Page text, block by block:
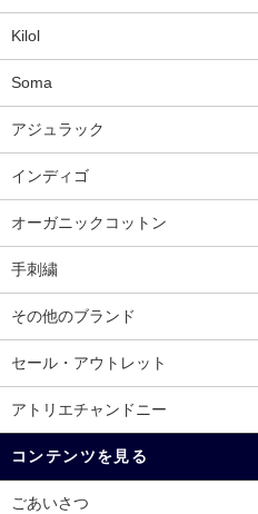
Kilol
Soma
アジュラック
インディゴ
オーガニックコットン
手刺繍
その他のブランド
セール・アウトレット
アトリエチャンドニー
コンテンツを見る
ごあいさつ